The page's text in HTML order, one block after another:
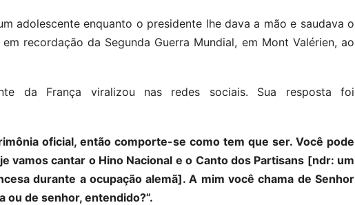
adolescente enquanto o presidente lhe dava a mão e saudava o
recordação da Segunda Guerra Mundial, em Mont Valérien, ao
da França viralizou nas redes sociais. Sua resposta foi
oficial, então comporte-se como tem que ser. Você pode
vamos cantar o Hino Nacional e o Canto dos Partisans [ndr: um
durante a ocupação alemã]. A mim você chama de Senhor
ou de senhor, entendido?”.